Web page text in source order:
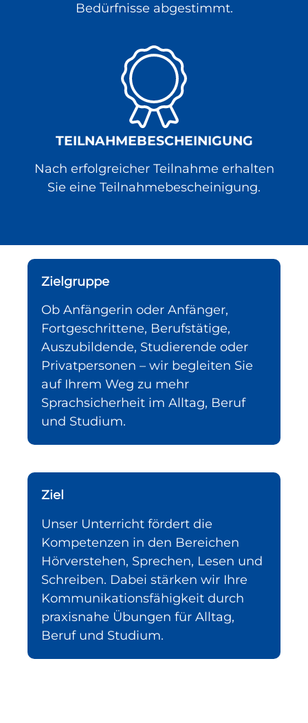
Bedürfnisse abgestimmt.
TEILNAHMEBESCHEINIGUNG
Nach erfolgreicher Teilnahme erhalten
Sie eine Teilnahmebescheinigung.
Zielgruppe
Ob Anfängerin oder Anfänger,
Fortgeschrittene, Berufstätige,
Auszubildende, Studierende oder
Privatpersonen – wir begleiten Sie
auf Ihrem Weg zu mehr
Sprachsicherheit im Alltag, Beruf
und Studium.
Ziel
Unser Unterricht fördert die
Kompetenzen in den Bereichen
Hörverstehen, Sprechen, Lesen und
Schreiben. Dabei stärken wir Ihre
Kommunikationsfähigkeit durch
praxisnahe Übungen für Alltag,
Beruf und Studium.